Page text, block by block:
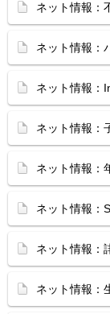
ネット情報：
ネット情報：
ネット情報：
ネット情報：
ネット情報：
ネット情報：
ネット情報：
ネット情報：